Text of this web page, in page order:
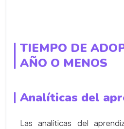
TIEMPO DE
AÑO O MENOS
Analíticas del
Las analíticas del